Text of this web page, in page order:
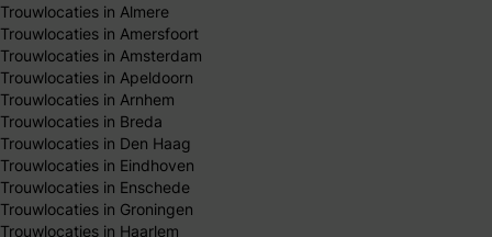
Trouwlocaties in Almere
Trouwlocaties in Amersfoort
Trouwlocaties in Amsterdam
Trouwlocaties in Apeldoorn
Trouwlocaties in Arnhem
Trouwlocaties in Breda
Trouwlocaties in Den Haag
Trouwlocaties in Eindhoven
Trouwlocaties in Enschede
Trouwlocaties in Groningen
Trouwlocaties in Haarlem